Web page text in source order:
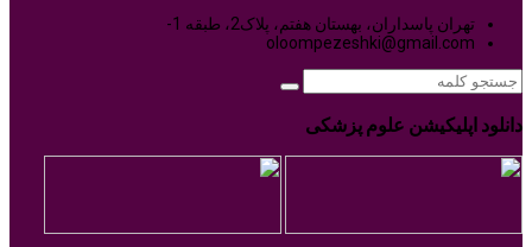
تهران پاسداران، بهستان هفتم، پلاک2، طبقه 1-
oloompezeshki@gmail.com
دانلود اپلیکیشن علوم پزشکی